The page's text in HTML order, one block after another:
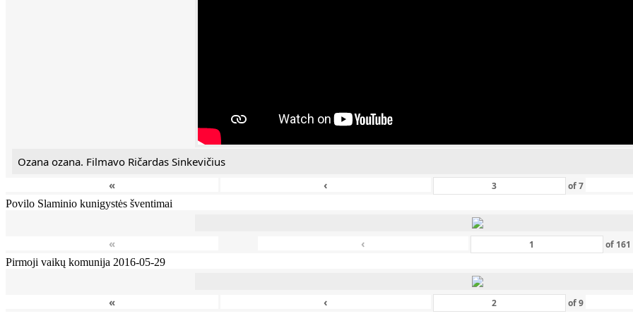
Ozana ozana. Filmavo Ričardas Sinkevičius
«
‹ of7
Povilo Slaminio kunigystės šventimai
« ‹ of 161
Pirmoji vaikų komunija 2016-05-29
« ‹ of9